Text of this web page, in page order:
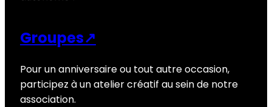
Groupes↗
Pour un anniversaire ou tout autre occasion,
participez à un atelier créatif au sein de notre
association.